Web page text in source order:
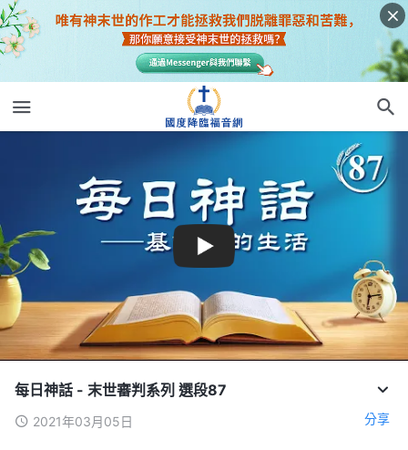
每日神話 - 末世審判系列 選段87
2021年03月05日 分享